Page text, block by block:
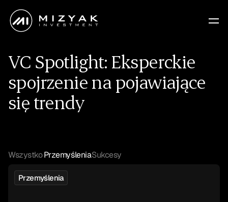
VC Spotlight: Eksperckie
spojrzeniena pojawiające
siętrendy
WszystkoPrzemyśleniaSukcesy
Przemyślenia